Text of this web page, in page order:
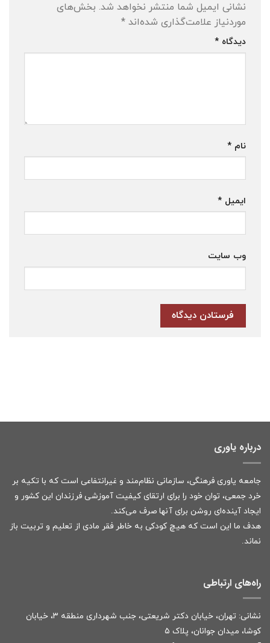
نشانی ایمیل شما منتشر نخواهد شد. بخش‌های
موردنیاز علامت‌گذاری شده‌اند *
دیدگاه *
نام *
ایمیل *
وب‌ سایت
درباره یاوری
جامعه یاوری فرهنگی، سازمانی نظام‌مند و غیرانتفاعی است که با تکیه بر
خرد جمعی، توان خود را برای ارتقای کیفیت آموزشی فرزندان این کشور و
ایجاد آینده‌ای روشن برای آنها صرف می‌کند.
هدف ما این است که هیچ کودکی به خاطر فقر مادی از تعلیم و تربیت باز
نماند.
راه‌های ارتباطی
نشانی: تهران، خیابان دکتر شریعتی، جنب شهرداری منطقه ۳، خیابان
کوشا، میدان جوانان، پلاک ۵